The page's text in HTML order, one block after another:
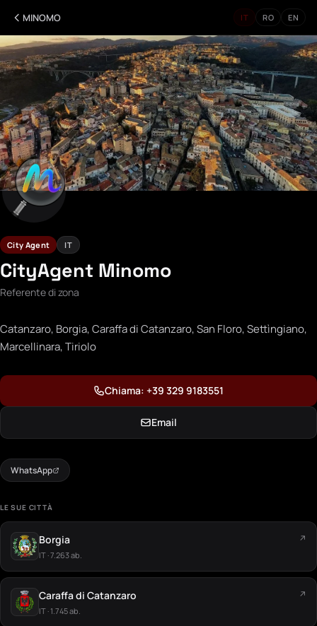
MINOMO IT RO EN
City Agent IT
CityAgent Minomo
Referente di zona
Catanzaro, Borgia, Caraffa di Catanzaro, San Floro, Settìngiano,
Marcellinara, Tiriolo
Chiama: +39 329 9183551
Email
WhatsApp
LE SUE CITTÀ
Borgia
IT · 7.263 ab.
↗
Caraffa di Catanzaro
IT · 1.745 ab.
↗